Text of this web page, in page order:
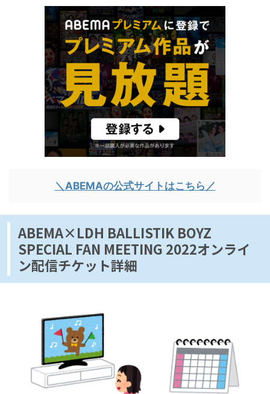
＼ABEMAの公式サイトはこちら／
ABEMA×LDH BALLISTIK BOYZ
SPECIAL FAN MEETING 2022オンライ
ン配信チケット詳細